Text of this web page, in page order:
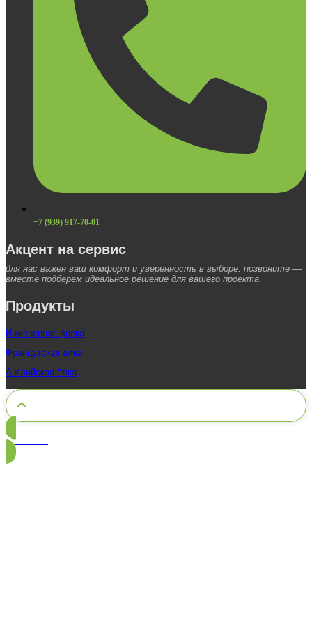
+7 (939) 917-70-01
Акцент на сервис
для нас важен ваш комфорт и уверенность в выборе. позвоните —
вместе подберем идеальное решение для вашего проекта.
Продукты
Инженерная доска
Французская ёлка
Английская ёлка
Позвонить